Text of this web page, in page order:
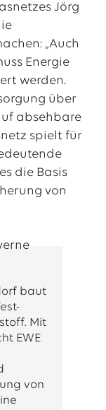
Jörg
„Auch
Energie
werden.
über
absehbare
spielt für
die Basis
von
baut
Mit
EWE
von